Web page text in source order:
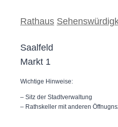
Rathaus
Saalfeld
Markt 1
Wichtige Hinweise:
– Sitz der Stadtverwaltung
– Rathskeller mit anderen